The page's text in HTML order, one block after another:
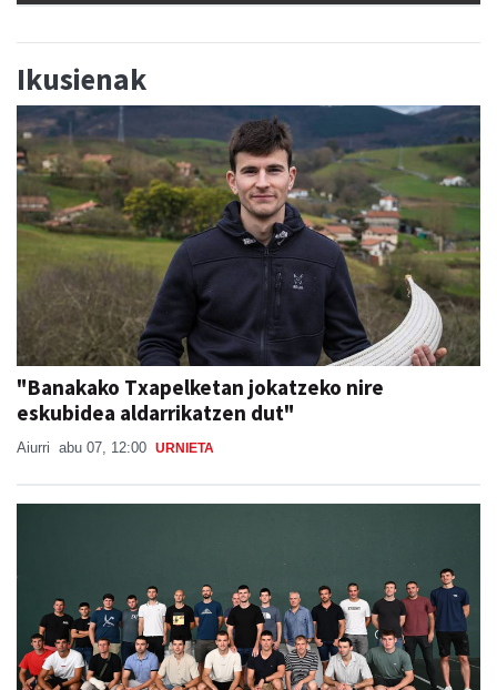
Ikusienak
"Banakako Txapelketan jokatzeko nire
eskubidea aldarrikatzen dut"
Aiurri abu 07, 12:00 URNIETA